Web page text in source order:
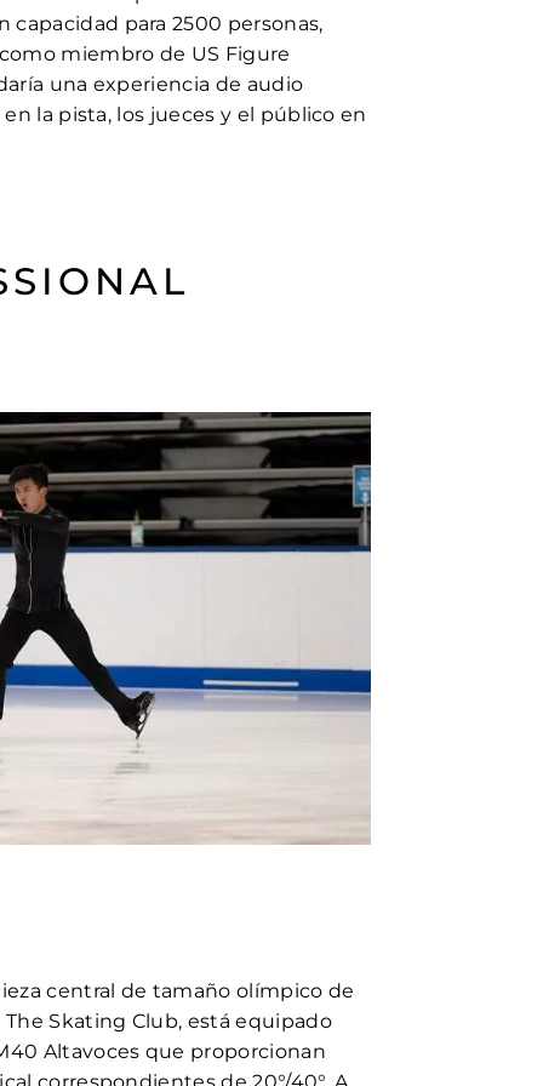
para 2500 personas,
miembro de US Figure
una experiencia de audio
la pista, los jueces y el público en
central de tamaño olímpico de
Skating Club, está equipado
Altavoces que proporcionan